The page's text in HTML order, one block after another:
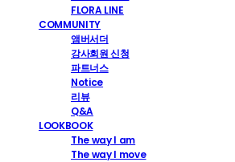
FLORA LINE
COMMUNITY
앰버서더
강사회원 신청
파트너스
Notice
리뷰
Q&A
LOOKBOOK
The way I am
The way I move